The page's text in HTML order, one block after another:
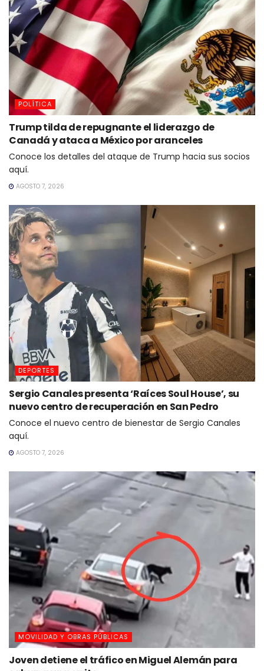
POLÍTICA
Trump tilda de repugnante el liderazgo de
Canadá y ataca a México por aranceles
Conoce los detalles del ataque de Trump hacia sus socios
aquí.
AGOSTO 7, 2026
DEPORTES
Sergio Canales presenta ‘Raíces Soul House’, su
nuevo centro de recuperación en San Pedro
Conoce el nuevo centro de bienestar de Sergio Canales
aquí.
AGOSTO 7, 2026
MOVILIDAD Y OBRAS PÚBLICAS
Joven detiene el tráfico en Miguel Alemán para